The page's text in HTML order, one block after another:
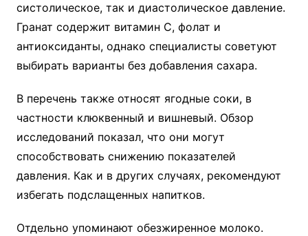
систолическое, так и диастолическое давление.
Гранат содержит витамин С, фолат и
антиоксиданты, однако специалисты советуют
выбирать варианты без добавления сахара.
В перечень также относят ягодные соки, в
частности клюквенный и вишневый. Обзор
исследований показал, что они могут
способствовать снижению показателей
давления. Как и в других случаях, рекомендуют
избегать подслащенных напитков.
Отдельно упоминают обезжиренное молоко.